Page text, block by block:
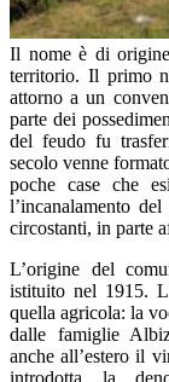
Il nome è di
territorio. Il primo
attorno a un
parte dei
del feudo fu
secolo venne
poche case che
l’incanalamento
circostanti, in parte
L’origine del
istituito nel 1915.
quella agricola: la
dalle famiglie
anche all’estero il
introdotta la